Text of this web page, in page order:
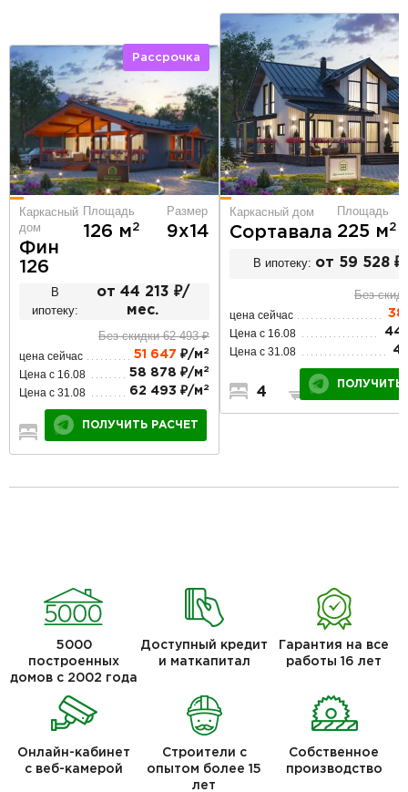
Рассрочка
Каркасный
дом
Фин
126
Площадь
126 м2
Размер
9х14
В
ипотеку:
от 44 213 ₽/
мес.
Без скидки 62 493 ₽
цена сейчас 51 647 ₽/м 2
Цена с 16.08 58 878 ₽/м 2
Цена с 31.08 62 493 ₽/м 2
3 2 1
ПОЛУЧИТЬ РАСЧЕТ
Каркасный дом
Сортавала
Площадь
225 м2
В ипотеку: от 59 528
Без
цена сейчас 38
Цена с 16.08 44
Цена с 31.08
4 2
ПОЛУЧИТЬ
5000
построенных
домов с 2002 года
Доступный кредит
и маткапитал
Гарантия на все
работы 16 лет
Онлайн-кабинет
с веб-камерой
Строители с
опытом более 15
лет
Собственное
производство